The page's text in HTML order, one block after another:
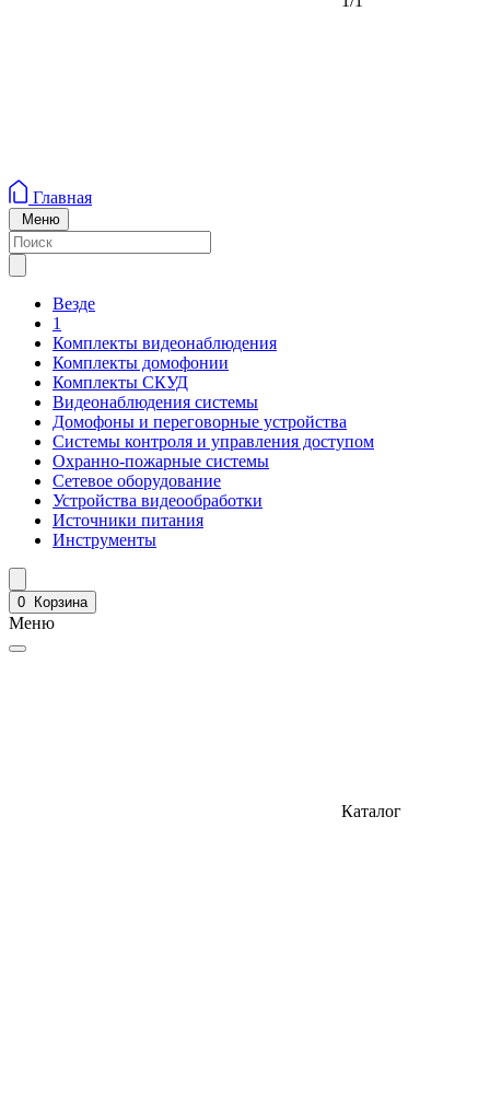
Главная
Меню
Везде
1
Комплекты видеонаблюдения
Комплекты домофонии
Комплекты СКУД
Видеонаблюдения системы
Домофоны и переговорные устройства
Системы контроля и управления доступом
Охранно-пожарные системы
Сетевое оборудование
Устройства видеообработки
Источники питания
Инструменты
0 Корзина
Меню
Каталог